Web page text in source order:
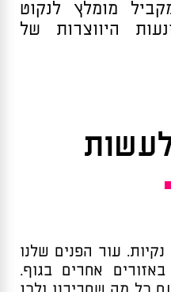
מומלץ לנקוט
היווצרות של
עור הפנים שלנו
אחרים בגוף.